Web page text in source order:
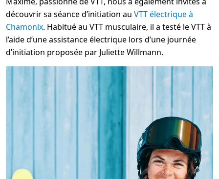
découvrir sa séance d’initiation au VTT électrique à
Chamonix. Habitué au VTT musculaire, il a testé le VTT à
l’aide d’une assistance électrique lors d’une journée
d’initiation proposée par Juliette Willmann.